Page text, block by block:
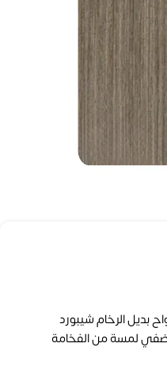
بديل الرخام شيبورد
122 × 280 سم، لتضفي لمسة من الفخامة